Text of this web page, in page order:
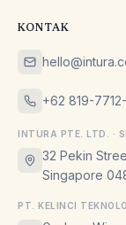
KONTAK
+62 819-
INTURA PTE. LTD. ·
32 Pekin
Singapore
PT. KELINCI